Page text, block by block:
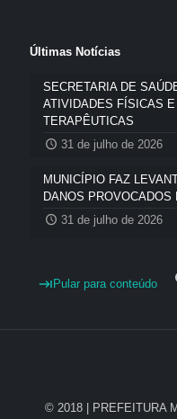
Últimas Notícias
SECRETARIA DE
ATIVIDADES FÍSICAS
TERAPÊUTICAS
31 de julho de 2026
MUNICÍPIO FAZ
DANOS PROVOCADOS
31 de julho de 2026
Pular para conteúdo
© 2018 | PREFEITURA